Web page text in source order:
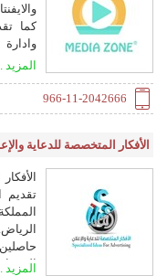
كما
زون ..
المزيد ...
966-11-2042666
الأفكار المتخصصة للدعاية
تقديم
المزيد ...